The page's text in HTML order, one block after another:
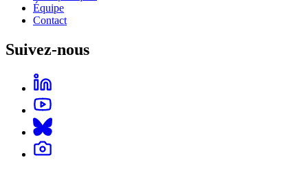
Équipe
Contact
Suivez-nous